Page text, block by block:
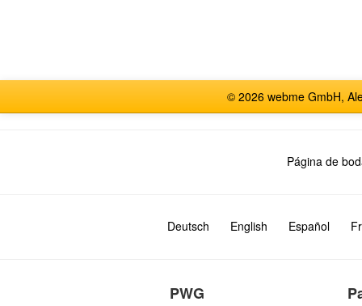
© 2026 webme GmbH,
Página de
Deutsch English Español
PWG